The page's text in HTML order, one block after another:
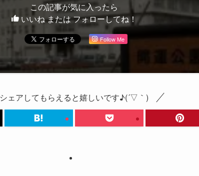
この記事が気に入ったら
いいね または フォローしてね！
Follow Me
シェアしてもらえると嬉しいです♪(´▽｀)